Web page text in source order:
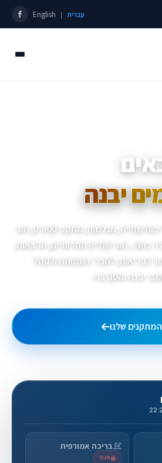
עברית |
English
יבנה
שחייה, מגלשות, מתקני ספורט, חוגי
כושר, חוגי שחייה תחרותיים, הרצאות,
לבריאות, לחברי העמותה ולקהל
יבנה והסביבה...
המתקנים שלנו
בריכה אמורפית
סגור